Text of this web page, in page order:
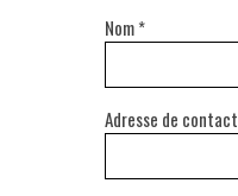
Nom*
Adresse de contact